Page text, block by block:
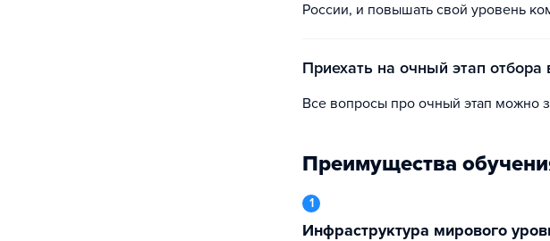
России, и повышать свой уровень
Приехать на очный этап отбора
Все вопросы про очный этап можно
Преимущества
1
Инфраструктура мирового